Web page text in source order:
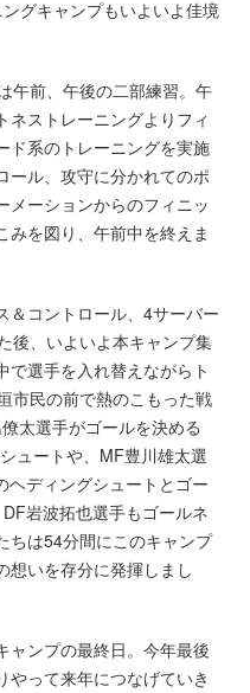
グキャンプもいよいよ佳境
午前、午後の二部練習。午
ネストレーニングよりフィ
ド系のトレーニングを実施
ール、攻守に分かれてのポ
メーションからのフィニッ
みを図り、午前中を終えま
＆コントロール、4サーバー
後、いよいよ本キャンプ集
で選手を入れ替えながらト
市民の前で熱のこもった戦
太選手がゴールを決める
ュートや、MF豊川雄太選
ヘディングシュートとゴー
岩波拓也選手もゴールネ
ちは54分間にこのキャンプ
想いを存分に発揮しまし
ャンプの最終日。今年最後
やって来年につなげていき